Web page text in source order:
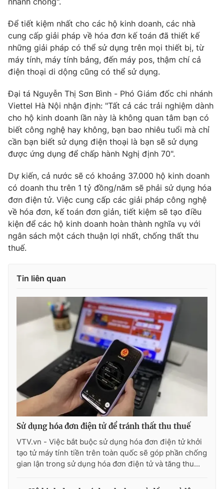
Chuyên mục khác
Emagazine Podcast
Photo Infographic
VTV Money VTV Thể thao
VTV Sức khoẻ Bất động sản
Thị trường 24h Tấm lòng Việt
VTV4 Vươn mình bằng AI
VTV9 VTV8
THỜI BÁO VTV
Theo dõi báo trên
Cơ quan chủ quản:Đài Truyền hình Việt Nam
Cơ quan báo chí:Thời báo VTV
Giấy phép hoạt động báo in và báo điện tử số 483/GP-BTTTT
cấp ngày 29/12/2023
Tổng Biên tập:Vũ Thanh Thủy
Phó Tổng Biên tập:Nguyễn Thị Mỹ Hạnh, Phạm Quốc Thắng,
Nguyễn Trọng Ninh
Để tiết kiệm nhất cho các hộ kinh doanh, các nhà
cung cấp giải pháp về hóa đơn kế toán đã thiết kế
những giải pháp có thể sử dụng trên mọi thiết bị, từ
máy tính, máy tính bảng, đến máy pos, thậm chí cả
điện thoại di dộng cũng có thể sử dụng.
Đại tá Nguyễn Thị Sơn Bình - Phó Giám đốc chi nhánh
Viettel Hà Nội nhận định: "Tất cả các trải nghiệm dành
cho hộ kinh doanh lần này là không quan tâm bạn có
biết công nghệ hay không, bạn bao nhiêu tuổi mà chỉ
cần bạn biết sử dụng điện thoại là bạn sẽ sử dụng
được ứng dụng để chấp hành Nghị định 70".
Dự kiến, cả nước sẽ có khoảng 37.000 hộ kinh doanh
có doanh thu trên 1 tỷ đồng/năm sẽ phải sử dụng hóa
đơn điện tử. Việc cung cấp các giải pháp công nghệ
về hóa đơn, kế toán đơn giản, tiết kiệm sẽ tạo điều
kiện để các hộ kinh doanh hoàn thành nghĩa vụ với
ngân sách một cách thuận lợi nhất, chống thất thu
thuế.
Tin liên quan
Sử dụng hóa đơn điện tử để tránh thất thu thuế
VTV.vn - Việc bắt buộc sử dụng hóa đơn điện tử khởi
tạo tử máy tính tiền trên toàn quốc sẽ góp phần chống
gian lận trong sử dụng hóa đơn điện tử và tăng thu...